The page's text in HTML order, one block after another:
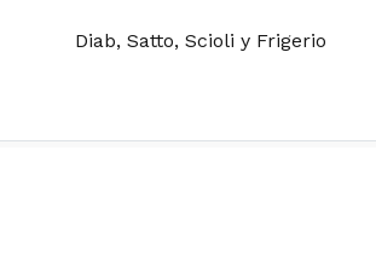
Diab, Satto, Scioli y Frigerio